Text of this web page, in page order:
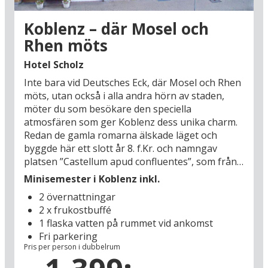
kallad Lilla Amsterdam, Heide (25 km) och Büsum
(35 km). Från Büsum går det färjetrafik till ön
Helgoland från april t.o.m. oktober. Ön är
Tysklands sista tullfria shoppingområde och
erbjuder även en unik naturidyll mitt ute i havet.
Det är också en stor semesterupplevelse att
besöka världens största sluss i Brunsbüttel (12
km), där mängder av stora fartyg och segelbåtar
dagligen passerar via Kielkanalen till floden Elbe
– här får man verkligen ett sus från de 7
världshaven. Du kan också passa på att besöka
storstaden Hamburg (70 km) och ägna lite av
semestern åt shopping, cafébesök och
storstadskultur. Se fram emot en upplevelserik
minisemester i Nordtyskland!
Koblenz – där Mosel och
Rhen möts
Hotel Scholz
Inte bara vid Deutsches Eck, där Mosel och Rhen
möts, utan också i alla andra hörn av staden,
möter du som besökare den speciella
atmosfären som ger Koblenz dess unika charm.
Redan de gamla romarna älskade läget och
byggde här ett slott år 8. f.Kr. och namngav
platsen ”Castellum apud confluentes”, som från
latin översätts till ”Fortet vid sammanflödet”.
och här ska du bo på ett familjeägt hotell på
gångavstånd från Gamla stans (1,5 km) mysiga
gränder, vackra byggnader och stämningsfyllda
torg med uteserveringar. Du kan ta del av
kulturevenemang året runt; från den rhenska
Minisemester i Koblenz inkl.
2 övernattningar
2 x frukostbuffé
1 flaska vatten på rummet vid ankomst
Fri parkering
Pris per person i dubbelrum